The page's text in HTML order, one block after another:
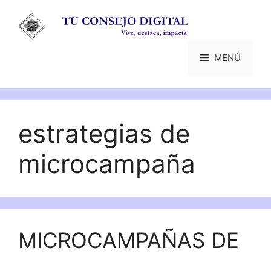
contenido
MENÚ
estrategias de
microcampaña
MICROCAMPAÑAS DE